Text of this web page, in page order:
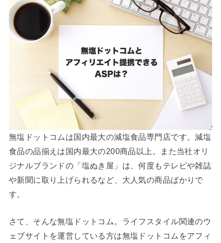
無塩ドットコムは国内最大の減塩食品専門店です。減塩
食品の品揃えは国内最大の200商品以上。また当社オリ
ジナルブランドの「塩ぬき屋」は、何度もテレビや雑誌
や新聞に取り上げられるなど、大人気の商品ばかりで
す。
さて、そんな無塩ドットコム。ライフスタイル関連のウ
ェブサイトを運営している方は無塩ドットコムをアフィ